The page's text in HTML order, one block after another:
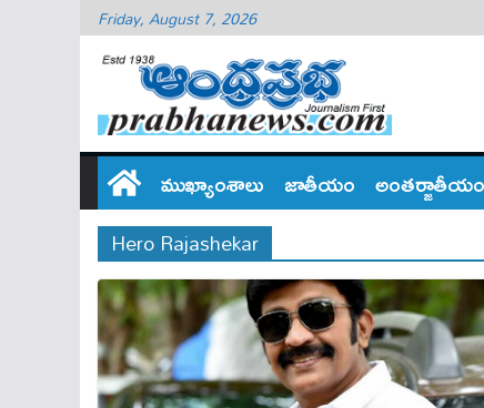
Friday, August 7, 2026
ముఖ్యాంశాలు జాతీయం అంతర్జాతీయం
Hero Rajashekar